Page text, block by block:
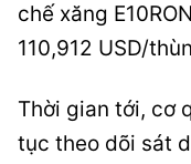
chế xăng
110,912 USD/
Thời gian tới, cơ
tục theo dõi sát